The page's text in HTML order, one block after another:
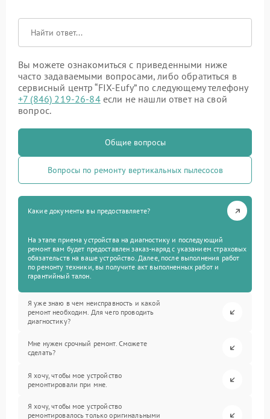
Вы можете ознакомиться с приведенными ниже
часто задаваемыми вопросами, либо обратиться в
сервисный центр “FIX-Eufy” по следующему телефону
+7 (846) 219-26-84если не нашли ответ на свой
вопрос.
Общие вопросы
Вопросы по ремонту вертикальных пылесосов
Какие документы вы предоставляете?
На этапе приема устройства на диагностику и последующий
ремонт вам будет предоставлен заказ-наряд с указанием страховых
обязательств на ваше устройство. Далее, после выполнения работ
по ремонту техники, вы получите акт выполненных работ и
гарантийный талон.
Я уже знаю в чем неисправность и какой
ремонт необходим. Для чего проводить
диагностику?
Мне нужен срочный ремонт. Сможете
сделать?
Я хочу, чтобы мое устройство
ремонтировали при мне.
Я хочу, чтобы мое устройство
ремонтировалось только оригинальными